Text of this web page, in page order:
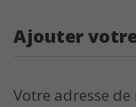
Ajouter
Votre adresse